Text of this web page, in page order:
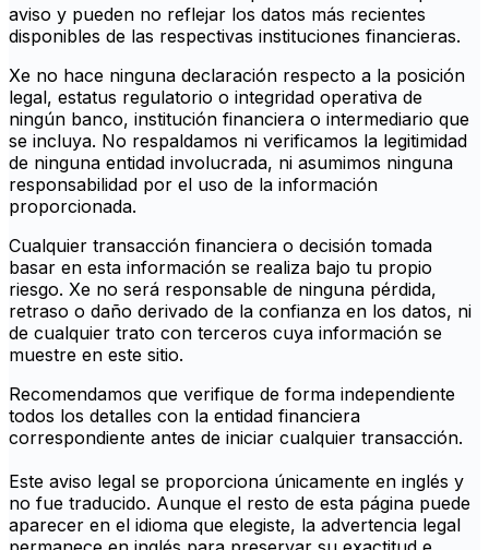
aviso y pueden no reflejar los datos más recientes
disponibles de las respectivas instituciones financieras.
Xe no hace ninguna declaración respecto a la posición
legal, estatus regulatorio o integridad operativa de
ningún banco, institución financiera o intermediario que
se incluya. No respaldamos ni verificamos la legitimidad
de ninguna entidad involucrada, ni asumimos ninguna
responsabilidad por el uso de la información
proporcionada.
Cualquier transacción financiera o decisión tomada
basar en esta información se realiza bajo tu propio
riesgo. Xe no será responsable de ninguna pérdida,
retraso o daño derivado de la confianza en los datos, ni
de cualquier trato con terceros cuya información se
muestre en este sitio.
Recomendamos que verifique de forma independiente
todos los detalles con la entidad financiera
correspondiente antes de iniciar cualquier transacción.
Este aviso legal se proporciona únicamente en inglés y
no fue traducido. Aunque el resto de esta página puede
aparecer en el idioma que elegiste, la advertencia legal